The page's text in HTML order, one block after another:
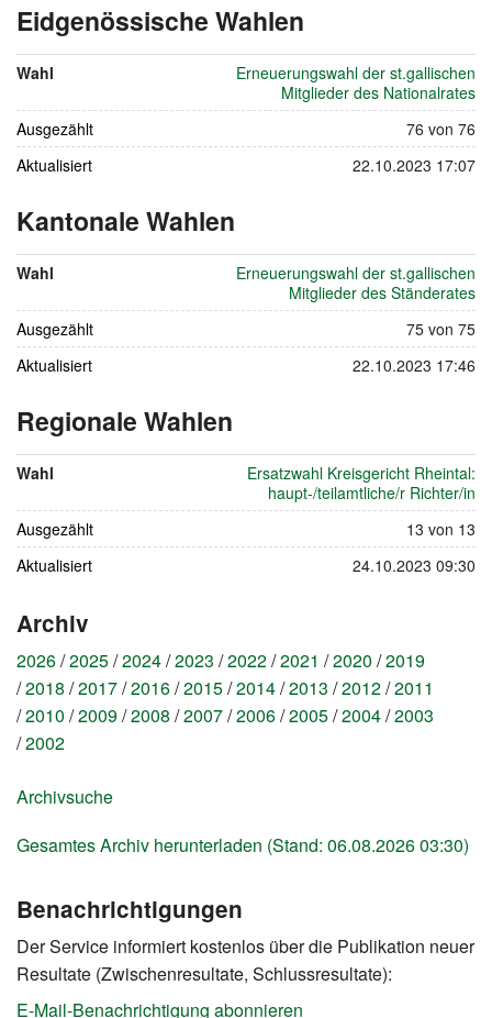
2023
Eidgenössische Wahlen
22.
Oktober
2023
Wahl
Erneuerungswahl der st.gallischen
Mitglieder des Nationalrates
Ausgezählt
76 von 76
Aktualisiert
22.10.2023 17:07
Kantonale Wahlen
22.
Oktober
2023
Wahl
Erneuerungswahl der st.gallischen
Mitglieder des Ständerates
Ausgezählt
75 von 75
Aktualisiert
22.10.2023 17:46
Regionale Wahlen
22.
Oktober
2023
Wahl
Ersatzwahl Kreisgericht Rheintal:
haupt-/teilamtliche/r Richter/in
Ausgezählt
13 von 13
Aktualisiert
24.10.2023 09:30
Archiv
2026 2025 2024 2023 2022 2021 2020 2019
2018 2017 2016 2015 2014 2013 2012 2011
2010 2009 2008 2007 2006 2005 2004 2003
2002
Archivsuche
Gesamtes Archiv herunterladen (Stand: 06.08.2026 03:30)
Benachrichtigungen
Der Service informiert kostenlos über die Publikation neuer
Resultate (Zwischenresultate, Schlussresultate):
E-Mail-Benachrichtigung abonnieren